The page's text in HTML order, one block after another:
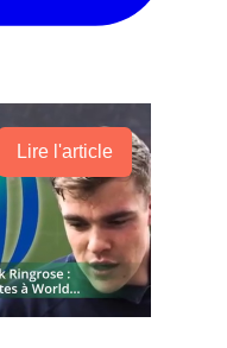
Lire l'article